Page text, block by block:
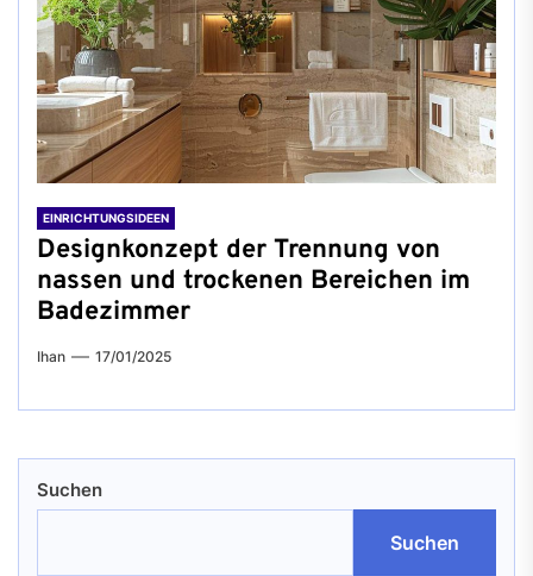
EINRICHTUNGSIDEEN
Designkonzept der Trennung von
nassen und trockenen Bereichen im
Badezimmer
Ihan 17/01/2025
Suchen
Suchen